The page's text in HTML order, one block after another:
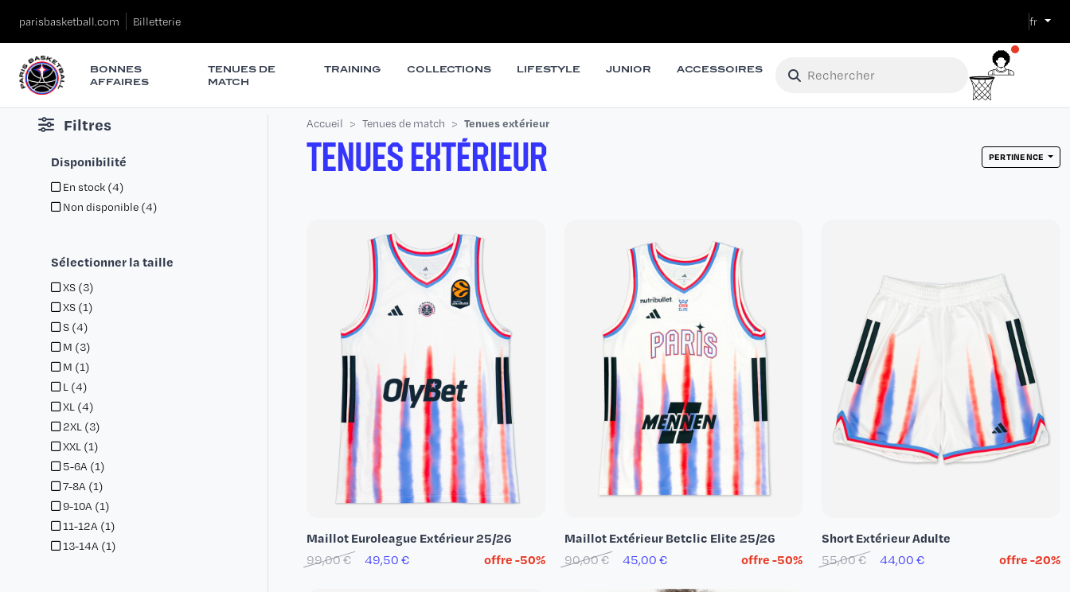
parisbasketball.com Billetterie fr
BONNES
AFFAIRES
TENUES DE
MATCH
TRAINING COLLECTIONS LIFESTYLE JUNIOR ACCESSOIRES
Filtres
Disponibilité
En stock (4)
Non disponible (4)
Sélectionner la taille
XS (3)
XS (1)
S (4)
M (3)
M (1)
L (4)
XL (4)
2XL (3)
XXL (1)
5-6A (1)
7-8A (1)
9-10A (1)
11-12A (1)
13-14A (1)
Accueil Tenues de match Tenues extérieur
TENUES EXTÉRIEUR PERTINENCE
Maillot Euroleague Extérieur 25/26
99,00 €
49,50 € offre -50%
Maillot Extérieur Betclic Elite 25/26
90,00 €
45,00 € offre -50%
Short Extérieur Adulte
55,00 €
44,00 € offre -20%